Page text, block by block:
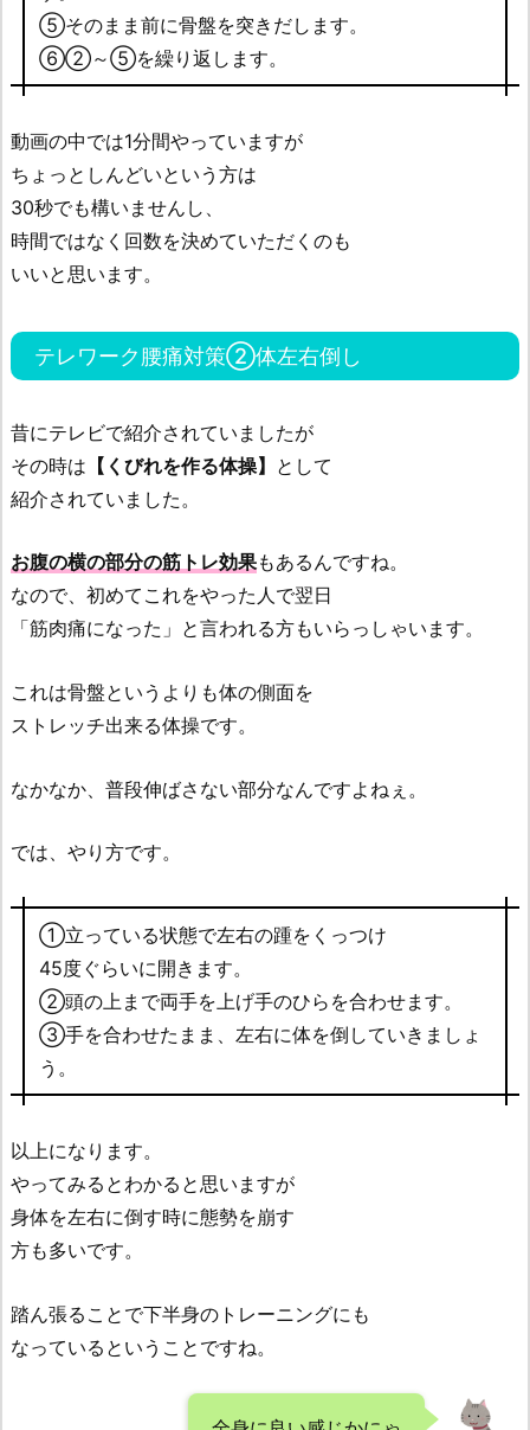
⑤そのまま前に骨盤を突きだします。
⑥②～⑤を繰り返します。
動画の中では1分間やっていますが
ちょっとしんどいという方は
30秒でも構いませんし、
時間ではなく回数を決めていただくのも
いいと思います。
テレワーク腰痛対策②体左右倒し
昔にテレビで紹介されていましたが
その時は 【くびれを作る体操】 として
紹介されていました。
お腹の横の部分の筋トレ効果もあるんですね。
なので、初めてこれをやった人で翌日
「筋肉痛になった」と言われる方もいらっしゃいます。
これは骨盤というよりも体の側面を
ストレッチ出来る体操です。
なかなか、普段伸ばさない部分なんですよねぇ。
では、やり方です。
①立っている状態で左右の踵をくっつけ
45度ぐらいに開きます。
②頭の上まで両手を上げ手のひらを合わせます。
③手を合わせたまま、左右に体を倒していきましょ
う。
以上になります。
やってみるとわかると思いますが
身体を左右に倒す時に態勢を崩す
方も多いです。
踏ん張ることで下半身のトレーニングにも
なっているということですね。